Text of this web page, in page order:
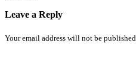
Leave a Reply
Your email address will not be published.